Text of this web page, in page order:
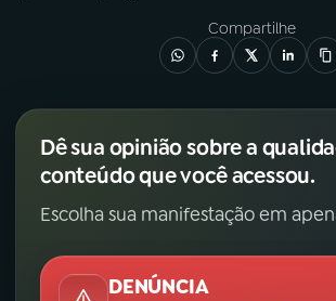
Compartilhe
Dê sua opinião sobre a
conteúdo que você acessou.
Escolha sua manifestação em
DENÚNCIA